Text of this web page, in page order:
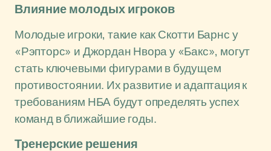
Влияние молодых игроков
Молодые игроки, такие как Скотти Барнс у
«Рэпторс» и Джордан Нвора у «Бакс», могут
стать ключевыми фигурами в будущем
противостоянии. Их развитие и адаптация к
требованиям НБА будут определять успех
команд в ближайшие годы.
Тренерские решения